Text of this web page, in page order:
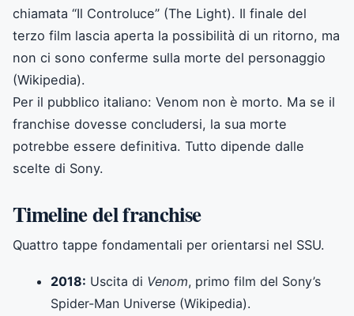
chiamata “Il Controluce” (The Light). Il finale del
terzo film lascia aperta la possibilità di un ritorno, ma
non ci sono conferme sulla morte del personaggio
(Wikipedia).
Per il pubblico italiano: Venom non è morto. Ma se il
franchise dovesse concludersi, la sua morte
potrebbe essere definitiva. Tutto dipende dalle
scelte di Sony.
Timeline del franchise
Quattro tappe fondamentali per orientarsi nel SSU.
2018: Uscita di Venom, primo film del Sony’s
Spider-Man Universe (Wikipedia).